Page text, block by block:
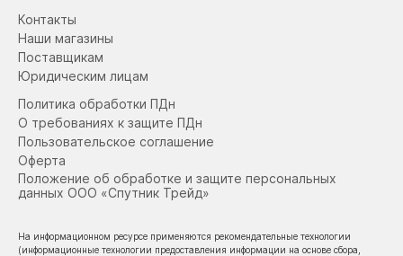
Контакты
Наши магазины
Поставщикам
Юридическим лицам
Политика обработки ПДн
О требованиях к защите ПДн
Пользовательское соглашение
Оферта
Положение об обработке и защите персональных
данных ООО «Спутник Трейд»
На информационном ресурсе применяются рекомендательные технологии
(информационные технологии предоставления информации на основе сбора,